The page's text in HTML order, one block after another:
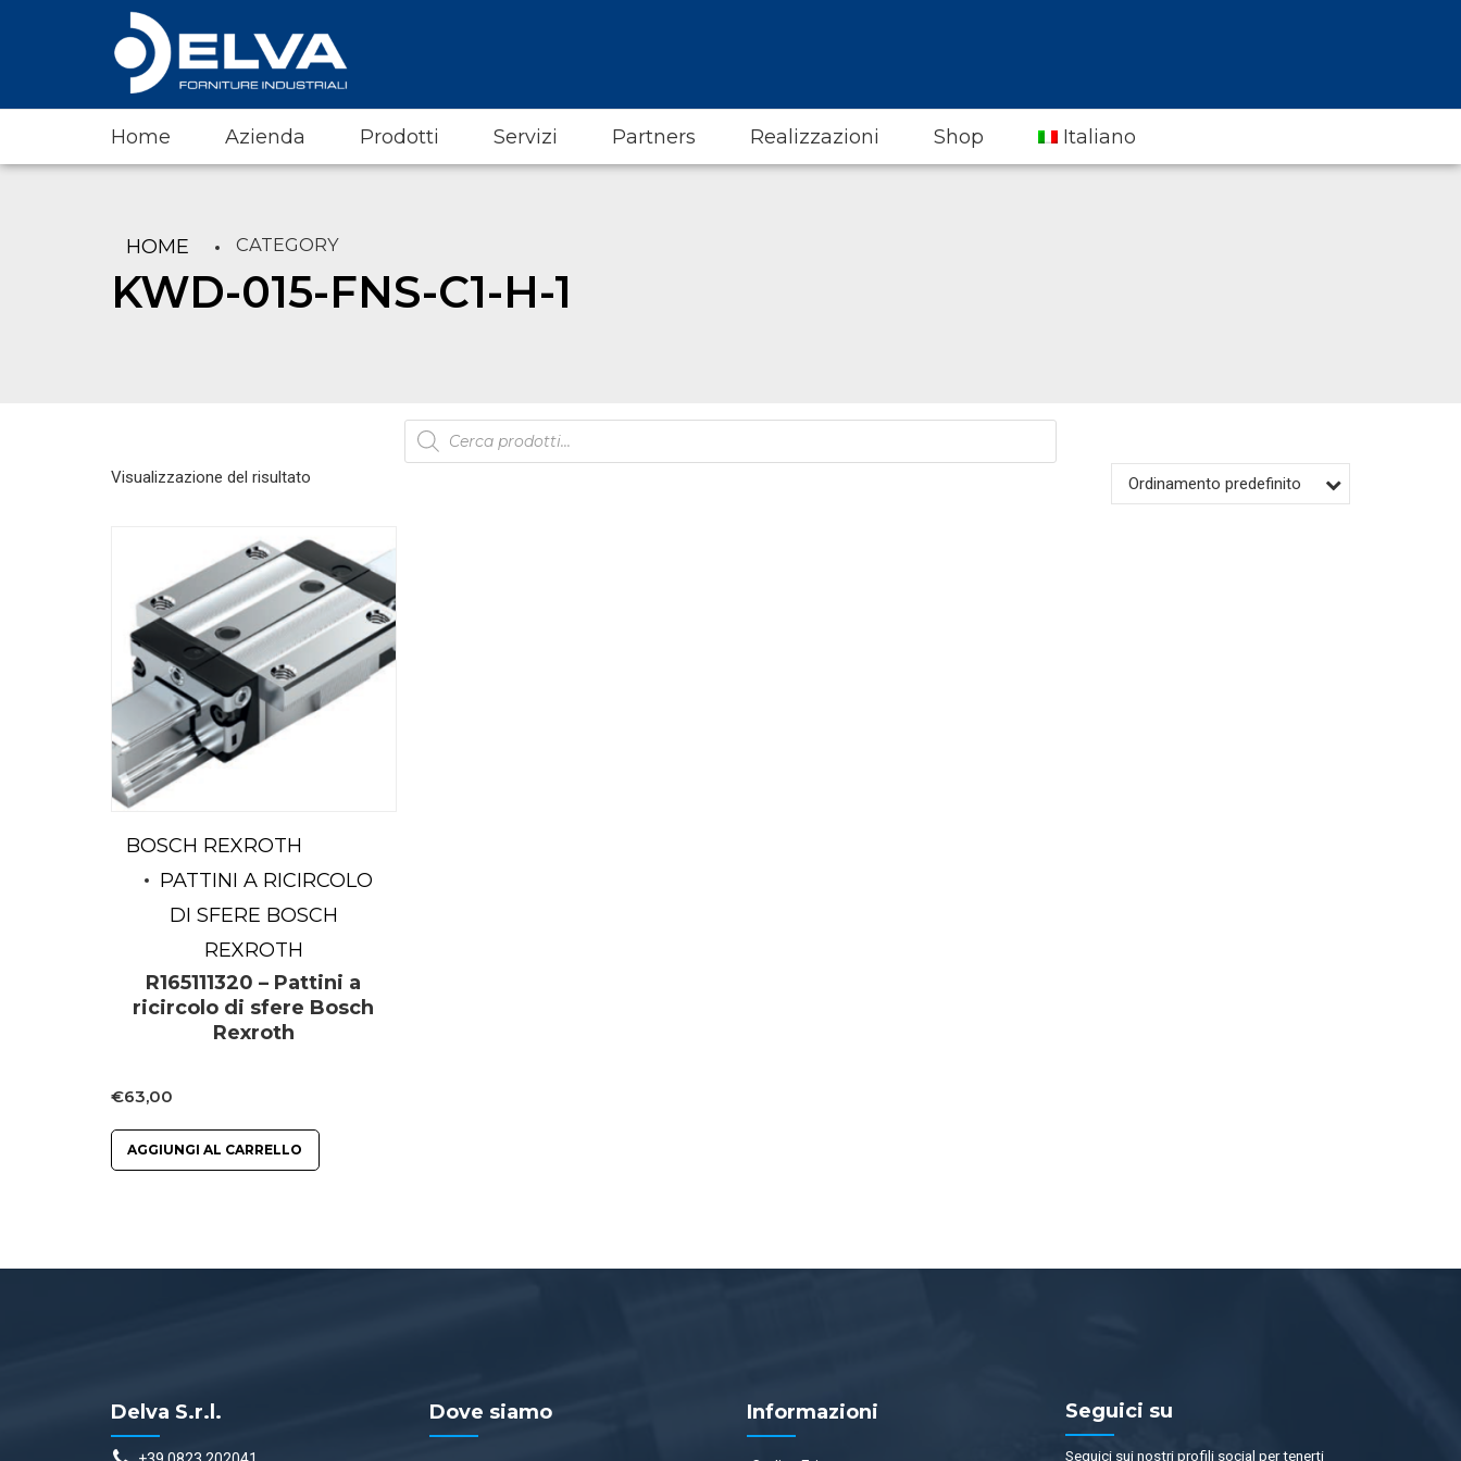
Home Azienda Prodotti Servizi Partners Realizzazioni Shop Italiano
HOME CATEGORY
KWD-015-FNS-C1-H-1
Products
search
Visualizzazione del risultato Ordinamento predefinito
BOSCH REXROTH
PATTINI A RICIRCOLO
DI SFERE BOSCH
REXROTH
R165111320 – Pattini a
ricircolo di sfere Bosch
Rexroth
€63,00
AGGIUNGI AL CARRELLO
Delva S.r.l. Dove siamo Informazioni Seguici su
Seguici sui nostri profili social per tenerti